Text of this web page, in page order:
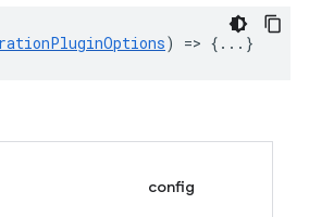
) => {...}
config